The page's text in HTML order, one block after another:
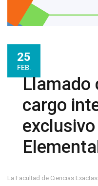
25
FEB.
Llamado
cargo
Elemental
La Facultad de Ciencias